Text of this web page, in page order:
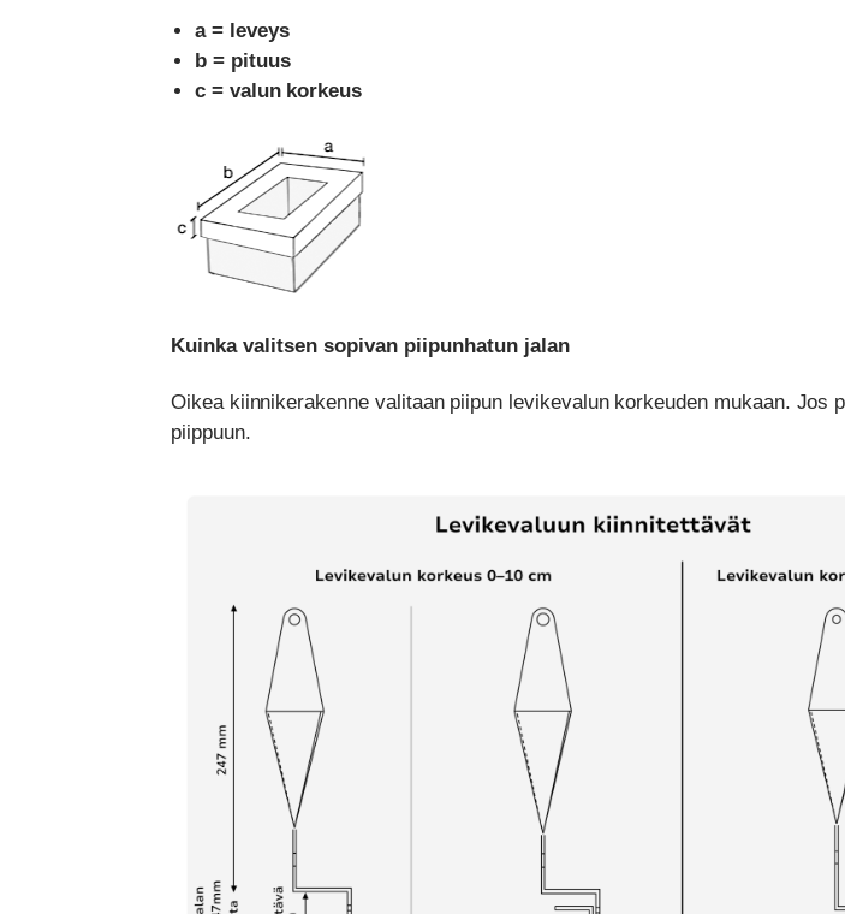
a = leveys
b = pituus
c = valun korkeus
Kuinka valitsen sopivan piipunhatun jalan
Oikea kiinnikerakenne valitaan piipun levikevalun korkeuden mukaan.
piippuun.